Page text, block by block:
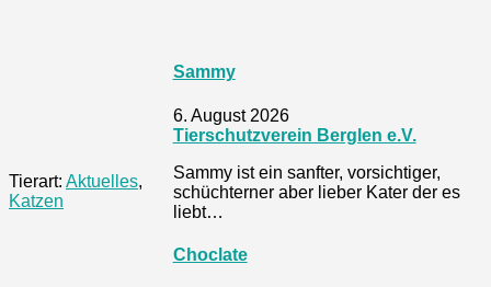
Tierart: Aktuelles,
Katzen
Sammy
6. August 2026
Tierschutzverein Berglen e.V.
Sammy ist ein sanfter, vorsichtiger,
schüchterner aber lieber Kater der es
liebt…
Choclate